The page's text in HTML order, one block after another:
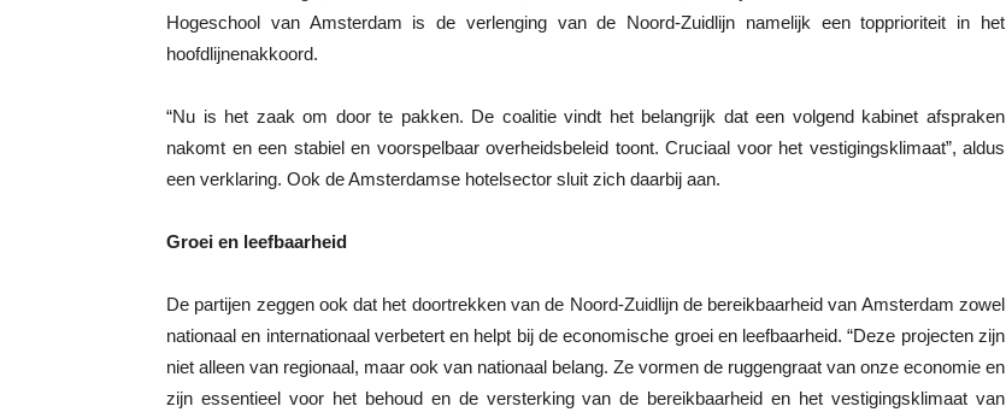
Hogeschool van Amsterdam is de verlenging van de Noord-Zuidlijn namelijk een topprioriteit in het
hoofdlijnenakkoord.
“Nu is het zaak om door te pakken. De coalitie vindt het belangrijk dat een volgend kabinet afspraken
nakomt en een stabiel en voorspelbaar overheidsbeleid toont. Cruciaal voor het vestigingsklimaat”, aldus
een verklaring. Ook de Amsterdamse hotelsector sluit zich daarbij aan.
Groei en leefbaarheid
De partijen zeggen ook dat het doortrekken van de Noord-Zuidlijn de bereikbaarheid van Amsterdam zowel
nationaal en internationaal verbetert en helpt bij de economische groei en leefbaarheid. “Deze projecten zijn
niet alleen van regionaal, maar ook van nationaal belang. Ze vormen de ruggengraat van onze economie en
zijn essentieel voor het behoud en de versterking van de bereikbaarheid en het vestigingsklimaat van